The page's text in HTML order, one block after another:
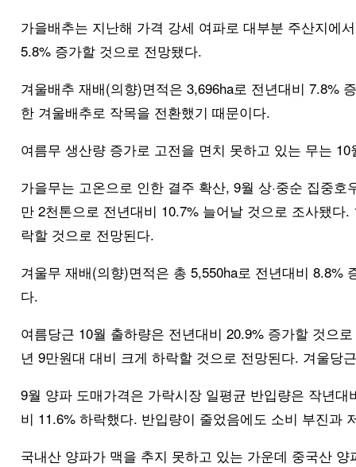
가을배추는 지난해 가격 강세 여파로 대부분 주산지에
5.8% 증가할 것으로 전망됐다.
겨울배추 재배(의향)면적은 3,696ha로 전년대비 7.8%
한 겨울배추로 작목을 전환했기 때문이다.
여름무 생산량 증가로 고전을 면치 못하고 있는 무는
가을무는 고온으로 인한 결주 확산, 9월 상·중순 집중
만 2천톤으로 전년대비 10.7% 늘어날 것으로 조사됐
락할 것으로 전망된다.
겨울무 재배(의향)면적은 총 5,550ha로 전년대비
다.
여름당근 10월 출하량은 전년대비 20.9% 증가할 것으
년 9만원대 대비 크게 하락할 것으로 전망된다. 겨울당
9월 양파 도매가격은 가락시장 일평균 반입량은 작년
비 11.6% 하락했다. 반입량이 줄었음에도 소비 부진과
국내산 양파가 맥을 추지 못하고 있는 가운데 중국산